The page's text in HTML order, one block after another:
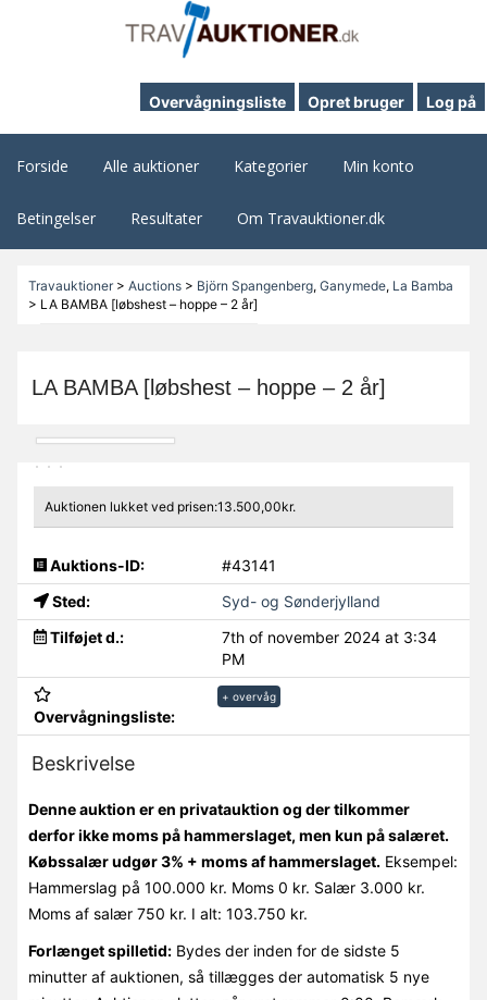
Overvågningsliste Opret bruger Log på
Forside Alle auktioner Kategorier Min konto
Betingelser Resultater Om Travauktioner.dk
Travauktioner> Auctions> Björn Spangenberg, Ganymede, La Bamba
> LA BAMBA [løbshest – hoppe – 2 år]
LA BAMBA [løbshest – hoppe – 2 år]
Auktionen lukket ved prisen:13.500,00kr.
Auktions-ID:
#43141
Sted:
Syd- og Sønderjylland
Tilføjet d.:
7th of november 2024 at 3:34
PM
Overvågningsliste:
+ overvåg
Beskrivelse
Denne auktion er en privatauktion og der tilkommer
derfor ikke moms på hammerslaget, men kun på salæret.
Købssalær udgør 3% + moms af hammerslaget.Eksempel:
Hammerslag på 100.000 kr. Moms 0 kr. Salær 3.000 kr.
Moms af salær 750 kr. I alt: 103.750 kr.
Forlænget spilletid:Bydes der inden for de sidste 5
minutter af auktionen, så tillægges der automatisk 5 nye